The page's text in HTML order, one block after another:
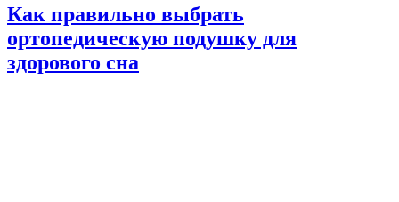
Как правильно выбрать
ортопедическую подушку для
здорового сна